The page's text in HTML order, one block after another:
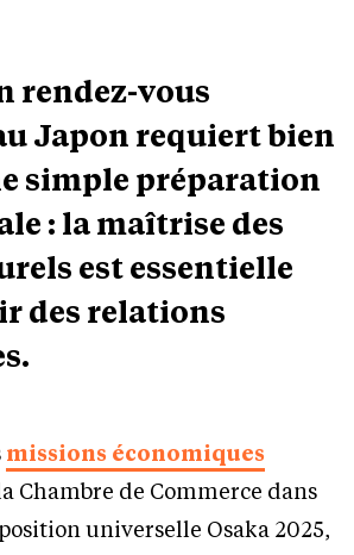
rendez-vous
Japon requiert bien
simple préparation
: la maîtrise des
est essentielle
des relations
missions économiques
Chambre de Commerce dans
universelle Osaka 2025,